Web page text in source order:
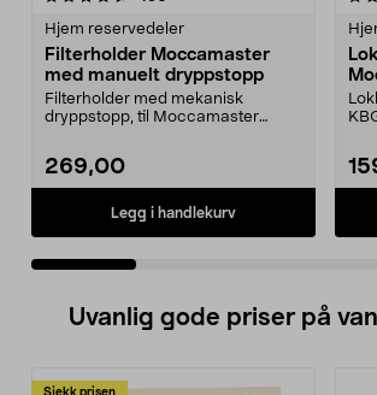
Hjem reservedeler
Filterholder Moccamaster
med manuelt dryppstopp
Filterholder med mekanisk
dryppstopp, til Moccamaster
269,00
Legg i handlekurv
Uvanlig gode priser på
Sjekk prisen